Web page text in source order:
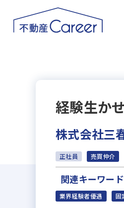
経験生か
株式会社三
正社員 売買仲介
関連キーワード
業界経験者優遇 固